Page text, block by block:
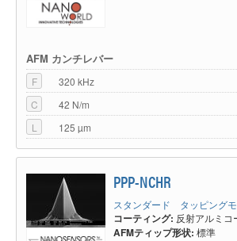
AFM カンチレバー
F
320 kHz
C
42 N/m
L
125 µm
PPP-NCHR
スタンダード タッピング
コーティング: 反射アルミコ
AFMティップ形状: 標準